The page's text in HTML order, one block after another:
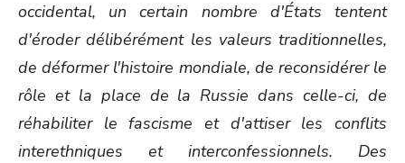
occidental, un certain nombre d'États tentent
d'éroder délibérément les valeurs traditionnelles,
de déformer l'histoire mondiale, de reconsidérer le
rôle et la place de la Russie dans celle-ci, de
réhabiliter le fascisme et d'attiser les conflits
interethniques et interconfessionnels. Des